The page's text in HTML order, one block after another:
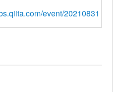
event/20210831